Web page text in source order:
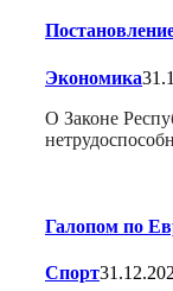
Экономика
О Законе
Галопом по
Спорт